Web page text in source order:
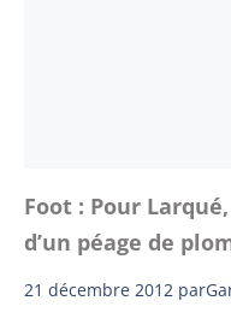
Foot : Pour Larqué,
d’un péage de
21 décembre 2012 par